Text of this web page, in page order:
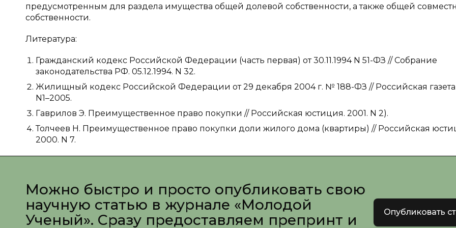
предусмотренным для раздела имущества общей долевой собственности, а также общей
собственности.
Литература:
Гражданский кодекс Российской Федерации (часть первая) от 30.11.1994 N 51-ФЗ // Собрание
законодательства РФ. 05.12.1994. N 32.
Жилищный кодекс Российской Федерации от 29 декабря 2004 г. № 188-ФЗ // Российская
N1–2005.
Гаврилов Э. Преимущественное право покупки // Российская юстиция. 2001. N 2).
Толчеев Н. Преимущественное право покупки доли жилого дома (квартиры) // Российская
2000. N 7.
Можно быстро и просто опубликовать свою
научную статью в журнале «Молодой
Ученый». Сразу предоставляем препринт и
Опубликовать